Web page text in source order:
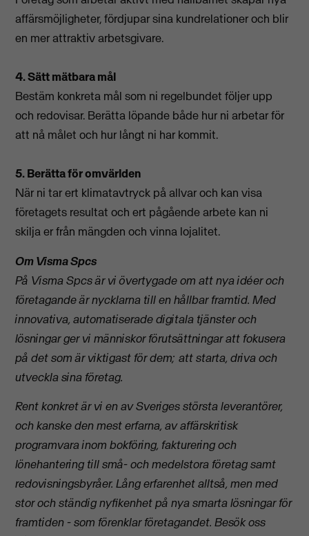
affärsmöjligheter, fördjupar sina kundrelationer och blir
en mer attraktiv arbetsgivare.
4. Sätt mätbara mål
Bestäm konkreta mål som ni regelbundet följer upp
och redovisar. Berätta löpande både hur ni arbetar för
att nå målet och hur långt ni har kommit.
5. Berätta för omvärlden
När ni tar ert klimatavtryck på allvar och kan visa
företagets resultat och ert pågående arbete kan ni
skilja er från mängden och vinna lojalitet.
Om Visma Spcs
På Visma Spcs är vi övertygade om att nya idéer och
företagande är nycklarna till en hållbar framtid. Med
innovativa, automatiserade digitala tjänster och
lösningar ger vi människor förutsättningar att fokusera
på det som är viktigast för dem; att starta, driva och
utveckla sina företag.
Rent konkret är vi en av Sveriges största leverantörer,
och kanske den mest erfarna, av affärskritisk
programvara inom bokföring, fakturering och
lönehantering till små- och medelstora företag samt
redovisningsbyråer. Lång erfarenhet alltså, men med
stor och ständig nyfikenhet på nya smarta lösningar för
framtiden - som förenklar företagandet. Besök oss